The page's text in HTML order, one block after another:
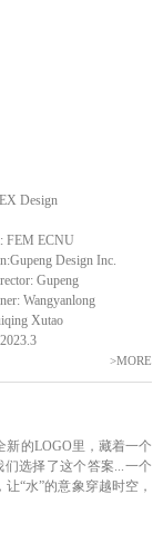
Design
FEM ECNU
Design Inc.
Gupeng
Wangyanlong
Xutao
>MORE
新的LOGO里，藏着一个
选择了这个答案...一个
“水”的意象穿越时空，